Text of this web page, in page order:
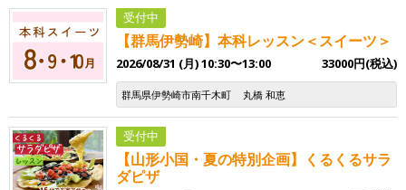
受付中
【群馬伊勢崎】本科レッスン＜スイーツ＞
2026/08/31 (月) 10:30〜13:00 33000円(税込)
群馬県伊勢崎市南千木町 丸橋 和恵
受付中
【山形小国・夏の特別企画】くるくるサラ
ダピザ